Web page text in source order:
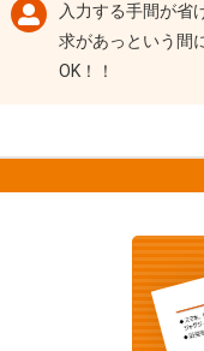
入力する手間が省
求があっという間
OK！！